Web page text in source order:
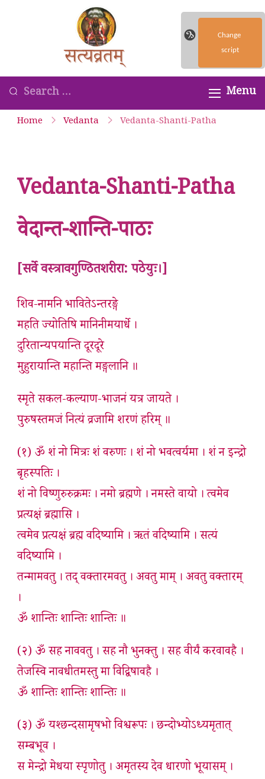
Change
script
Satyavrata – Kanchi
Kamakoti Guru
Parampara
Smaranam
Looking
for
Menu
Home Vedanta Vedanta-Shanti-Patha
Vedanta-Shanti-Patha
वेदान्त-शान्ति-पाठः
[सर्वे वस्त्रावगुण्ठितशरीरा: पठेयुः।]
शिव-नामनि भावितेऽन्तरङ्गे
महति ज्योतिषि मानिनीमयार्धे ।
दुरितान्यपयान्ति दूरदूरे
मुहुरायान्ति महान्ति मङ्गलानि ॥
स्मृते सकल-कल्याण-भाजनं यत्र जायते ।
पुरुषस्तमजं नित्यं व्रजामि शरणं हरिम् ॥
(१) ॐ शं नो मित्रः शं वरुणः । शं नो भवत्वर्यमा । शं न इन्द्रो
बृहस्पतिः ।
शं नो विष्णुरुरुक्रमः । नमो ब्रह्मणे । नमस्ते वायो । त्वमेव
प्रत्यक्षं ब्रह्मासि ।
त्वमेव प्रत्यक्षं ब्रह्म वदिष्यामि । ऋतं वदिष्यामि । सत्यं
वदिष्यामि ।
तन्मामवतु । तद् वक्तारमवतु । अवतु माम् । अवतु वक्तारम्
।
ॐ शान्तिः शान्तिः शान्तिः ॥
(२) ॐ सह नाववतु । सह नौ भुनक्तु । सह वीर्यं करवावहै ।
तेजस्वि नावधीतमस्तु मा विद्विषावहै ।
ॐ शान्तिः शान्तिः शान्तिः ॥
(३) ॐ यश्छन्दसामृषभो विश्वरूपः । छन्दोभ्योऽध्यमृतात्
सम्बभूव ।
स मेन्द्रो मेधया स्पृणोतु । अमृतस्य देव धारणो भूयासम् ।